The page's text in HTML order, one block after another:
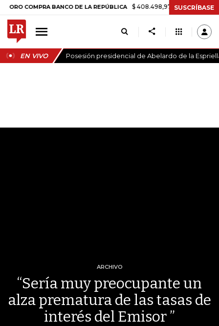
COMPRA BANCO DE LA REPÚBLICA $ 408.498,97 +$ 8.753,81 +2,19%
SUSCRÍBASE
EN VIVO Posesión presidencial de Abelardo de la
ARCHIVO
“Sería muy preocupante un
alza prematura de las tasas de
interés del Emisor ”